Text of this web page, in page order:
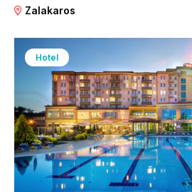
Zalakaros
Hotel